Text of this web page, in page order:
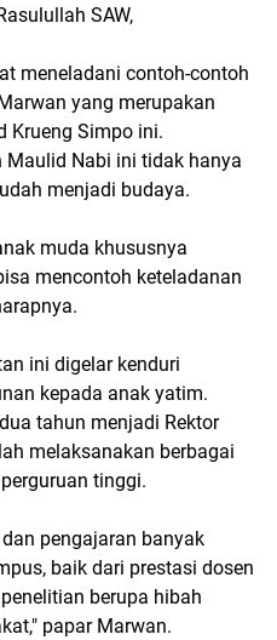
SAW,
meneladani contoh-contoh
yang merupakan
Krueng Simpo ini.
Maulid Nabi ini tidak hanya
menjadi budaya.
muda khususnya
mencontoh keteladanan
ini digelar kenduri
kepada anak yatim.
tahun menjadi Rektor
melaksanakan berbagai
tinggi.
pengajaran banyak
baik dari prestasi dosen
berupa hibah
papar Marwan.